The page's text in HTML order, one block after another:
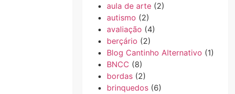
aula de arte(2)
autismo (2)
avaliação (4)
berçário (2)
Blog Cantinho Alternativo (1)
BNCC (8)
bordas(2)
brinquedos(6)